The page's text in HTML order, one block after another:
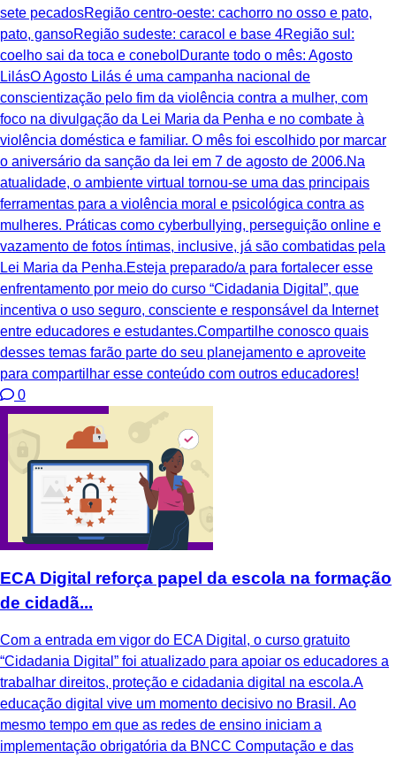
sete pecadosRegião centro-oeste: cachorro no osso e pato,
pato, gansoRegião sudeste: caracol e base 4Região sul:
coelho sai da toca e conebolDurante todo o mês: Agosto
LilásO Agosto Lilás é uma campanha nacional de
conscientização pelo fim da violência contra a mulher, com
foco na divulgação da Lei Maria da Penha e no combate à
violência doméstica e familiar. O mês foi escolhido por marcar
o aniversário da sanção da lei em 7 de agosto de 2006.Na
atualidade, o ambiente virtual tornou-se uma das principais
ferramentas para a violência moral e psicológica contra as
mulheres. Práticas como cyberbullying, perseguição online e
vazamento de fotos íntimas, inclusive, já são combatidas pela
Lei Maria da Penha.Esteja preparado/a para fortalecer esse
enfrentamento por meio do curso “Cidadania Digital”, que
incentiva o uso seguro, consciente e responsável da Internet
entre educadores e estudantes.Compartilhe conosco quais
desses temas farão parte do seu planejamento e aproveite
para compartilhar esse conteúdo com outros educadores!
0
ECA Digital reforça papel da escola na formação
de cidadã...
Com a entrada em vigor do ECA Digital, o curso gratuito
“Cidadania Digital” foi atualizado para apoiar os educadores a
trabalhar direitos, proteção e cidadania digital na escola.A
educação digital vive um momento decisivo no Brasil. Ao
mesmo tempo em que as redes de ensino iniciam a
implementação obrigatória da BNCC Computação e das